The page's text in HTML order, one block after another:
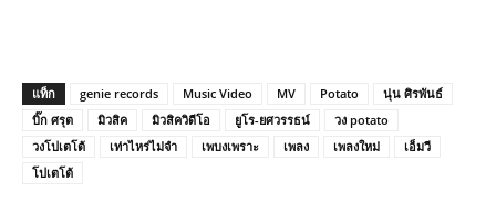
แท็ก genie records Music Video MV Potato
นุ่น ศิรพันธ์
บิ๊ก ศรุต
มิวสิค มิวสิควิดีโอ ยูโร-ยศวรรธน์
วง potato
วงโปเตโต้
เท่าไหร่ไม่จำ เพบงเพราะ เพลง เพลงใหม่
เอ็มวี
โปเตโต้